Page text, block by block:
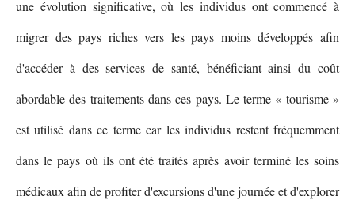
une évolution significative, où les individus ont commencé à
migrer des pays riches vers les pays moins développés afin
d'accéder à des services de santé, bénéficiant ainsi du coût
abordable des traitements dans ces pays. Le terme « tourisme »
est utilisé dans ce terme car les individus restent fréquemment
dans le pays où ils ont été traités après avoir terminé les soins
médicaux afin de profiter d'excursions d'une journée et d'explorer